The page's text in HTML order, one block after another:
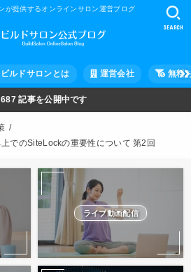
が提供するオンラインサロン運営ブログ
ビルドサロンとは 運営会社 無料
SEARCH
687 記事を公開中です
でのSiteLockの重要性について 第2回
ライブ動画配信